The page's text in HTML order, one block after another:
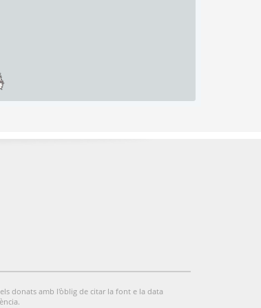
donats amb l'òblig de citar la font e la data